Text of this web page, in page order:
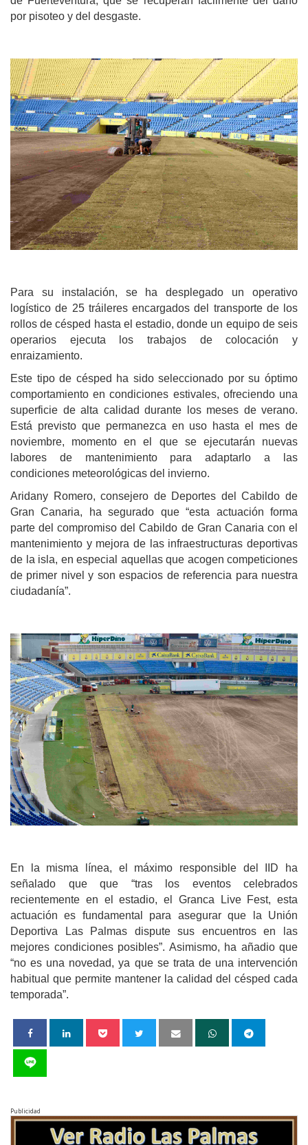
por pisoteo y del desgaste.
Para su instalación, se ha desplegado un operativo
logístico de 25 tráileres encargados del transporte de los
rollos de césped hasta el estadio, donde un equipo de seis
operarios ejecuta los trabajos de colocación y
enraizamiento.
Este tipo de césped ha sido seleccionado por su óptimo
comportamiento en condiciones estivales, ofreciendo una
superficie de alta calidad durante los meses de verano.
Está previsto que permanezca en uso hasta el mes de
noviembre, momento en el que se ejecutarán nuevas
labores de mantenimiento para adaptarlo a las
condiciones meteorológicas del invierno.
Aridany Romero, consejero de Deportes del Cabildo de
Gran Canaria, ha segurado que “esta actuación forma
parte del compromiso del Cabildo de Gran Canaria con el
mantenimiento y mejora de las infraestructuras deportivas
de la isla, en especial aquellas que acogen competiciones
de primer nivel y son espacios de referencia para nuestra
ciudadanía”.
En la misma línea, el máximo responsible del IID ha
señalado que que “tras los eventos celebrados
recientemente en el estadio, el Granca Live Fest, esta
actuación es fundamental para asegurar que la Unión
Deportiva Las Palmas dispute sus encuentros en las
mejores condiciones posibles”. Asimismo, ha añadio que
“no es una novedad, ya que se trata de una intervención
habitual que permite mantener la calidad del césped cada
temporada”.
Publicidad